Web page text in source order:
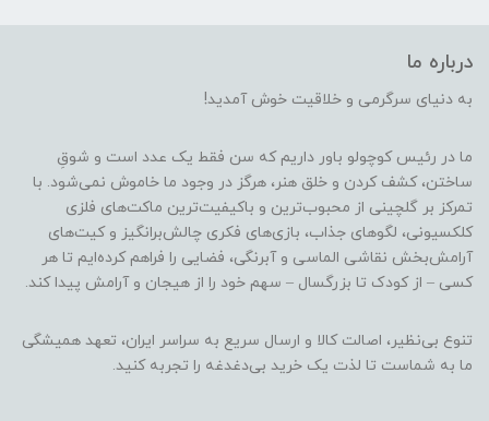
درباره ما
به دنیای سرگرمی و خلاقیت خوش آمدید!
ما در رئیس کوچولو باور داریم که سن فقط یک عدد است و شوقِ
ساختن، کشف کردن و خلق هنر، هرگز در وجود ما خاموش نمی‌شود. با
تمرکز بر گلچینی از محبوب‌ترین و باکیفیت‌ترین ماکت‌های فلزی
کلکسیونی، لگوهای جذاب، بازی‌های فکری چالش‌برانگیز و کیت‌های
آرامش‌بخش نقاشی الماسی و آبرنگی، فضایی را فراهم کرده‌ایم تا هر
کسی – از کودک تا بزرگسال – سهم خود را از هیجان و آرامش پیدا کند.
تنوع بی‌نظیر، اصالت کالا و ارسال سریع به سراسر ایران، تعهد همیشگی
ما به شماست تا لذت یک خرید بی‌دغدغه را تجربه کنید.